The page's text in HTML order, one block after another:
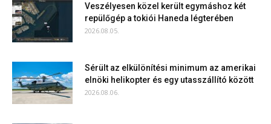
Veszélyesen közel került egymáshoz két
repülőgép a tokiói Haneda légterében
2026.08.05.
Sérült az elkülönítési minimum az amerikai
elnöki helikopter és egy utasszállító között
2026.08.06.